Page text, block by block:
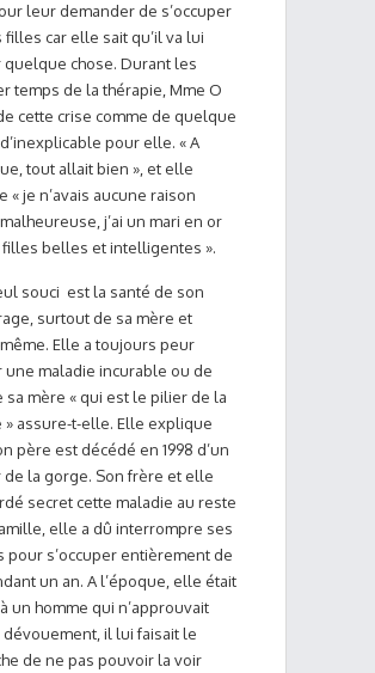
leur demander de s’occuper
filles car elle sait qu’il va lui
quelque chose. Durant les
temps de la thérapie, Mme O
cette crise comme de quelque
pour elle. « A
tout allait bien », et elle
« je n’avais aucune raison
j’ai un mari en or
filles belles et intelligentes ».
souci est la santé de son
surtout de sa mère et
Elle a toujours peur
une maladie incurable ou de
sa mère « qui est le pilier de la
» assure-t-elle. Elle explique
père est décédé en 1998 d’un
de la gorge. Son frère et elle
secret cette maladie au reste
elle a dû interrompre ses
pour s’occuper entièrement de
un an. A l’époque, elle était
un homme qui n’approuvait
dévouement, il lui faisait le
de ne pas pouvoir la voir